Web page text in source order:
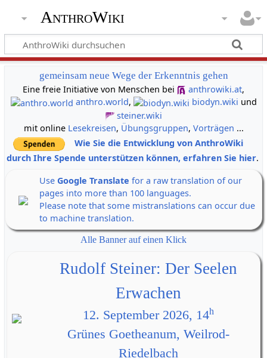
AnthroWiki
gemeinsam neue Wege der Erkenntnis gehen
Eine freie Initiative von Menschen bei
anthrowiki.at,
anthro.world, biodyn.wiki und
steiner.wiki
mit online Lesekreisen, Übungsgruppen, Vorträgen ...
Wie Sie die Entwicklung von AnthroWiki
durch Ihre Spende unterstützen können, erfahren Sie hier.
Use Google Translate for a raw translation of our
pages into more than 100 languages.
Please note that some mistranslations can occur due
to machine translation.
Alle Banner auf einen Klick
Rudolf Steiner: Der Seelen
Erwachen
12. September 2026, 14h
Grünes Goetheanum, Weilrod-
Riedelbach